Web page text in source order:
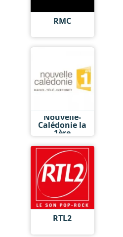
RMC
Nouvelle-
Calédonie la
1ère
RTL2